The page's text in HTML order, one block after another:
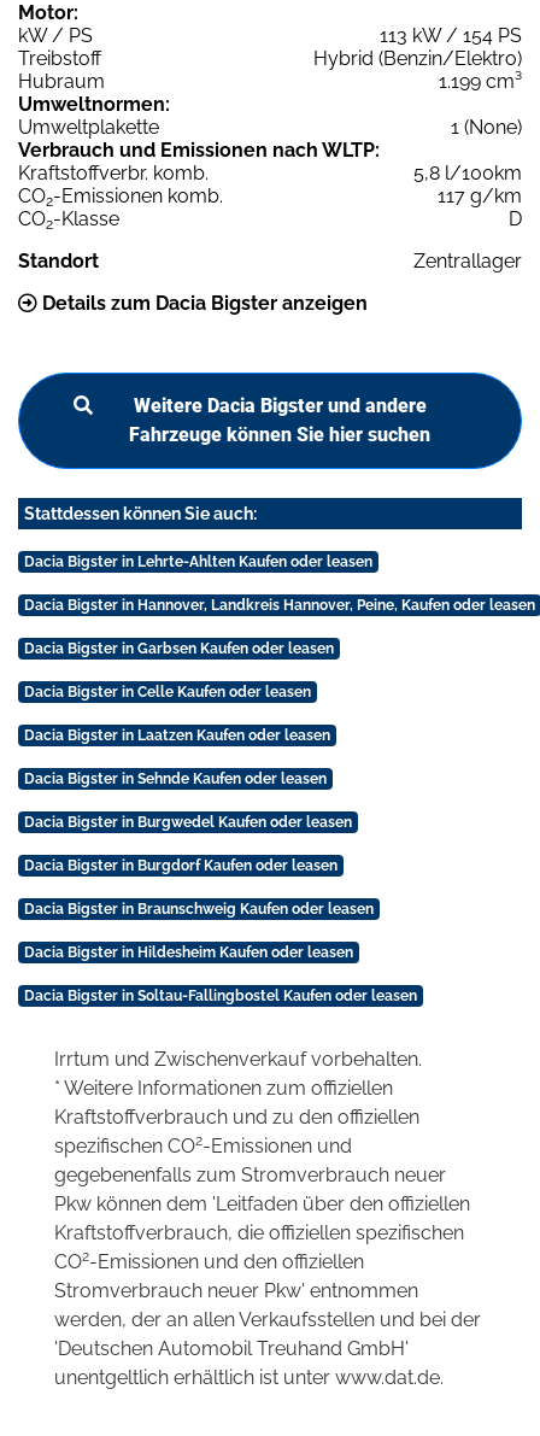
Motor:
kW / PS
113 kW / 154 PS
Treibstoff
Hybrid (Benzin/Elektro)
Hubraum
1.199 cm³
Umweltnormen:
Umweltplakette
1 (None)
Verbrauch und Emissionen nach WLTP:
Kraftstoffverbr. komb.
5,8 l/100km
CO2-Emissionen komb.
117 g/km
CO2-Klasse
D
Standort
Zentrallager
Details zum Dacia Bigster anzeigen
Weitere Dacia Bigster und andere
Fahrzeuge können Sie hier suchen
Stattdessen können Sie auch:
Dacia Bigster in Lehrte-Ahlten Kaufen oder leasen
Dacia Bigster in Hannover, Landkreis Hannover, Peine, Kaufen oder leasen
Dacia Bigster in Garbsen Kaufen oder leasen
Dacia Bigster in Celle Kaufen oder leasen
Dacia Bigster in Laatzen Kaufen oder leasen
Dacia Bigster in Sehnde Kaufen oder leasen
Dacia Bigster in Burgwedel Kaufen oder leasen
Dacia Bigster in Burgdorf Kaufen oder leasen
Dacia Bigster in Braunschweig Kaufen oder leasen
Dacia Bigster in Hildesheim Kaufen oder leasen
Dacia Bigster in Soltau-Fallingbostel Kaufen oder leasen
Irrtum und Zwischenverkauf vorbehalten.
* Weitere Informationen zum offiziellen
Kraftstoffverbrauch und zu den offiziellen
spezifischen CO2-Emissionen und
gegebenenfalls zum Stromverbrauch neuer
Pkw können dem 'Leitfaden über den offiziellen
Kraftstoffverbrauch, die offiziellen spezifischen
CO2-Emissionen und den offiziellen
Stromverbrauch neuer Pkw' entnommen
werden, der an allen Verkaufsstellen und bei der
'Deutschen Automobil Treuhand GmbH'
unentgeltlich erhältlich ist unter www.dat.de.